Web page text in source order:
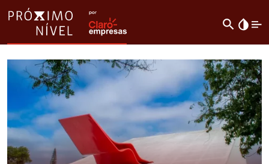
search invert_colors